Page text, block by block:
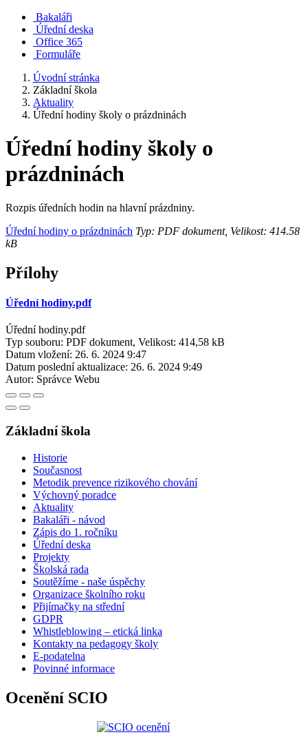
Bakaláři
Úřední deska
Office 365
Formuláře
Úvodní stránka
Základní škola
Aktuality
Úřední hodiny školy o prázdninách
Úřední hodiny školy o
prázdninách
Rozpis úředních hodin na hlavní prázdniny.
Úřední hodiny o prázdninách Typ: PDF dokument, Velikost: 414.58
kB
Přílohy
Úřední hodiny.pdf
Úřední hodiny.pdf
Typ souboru: PDF dokument, Velikost: 414,58 kB
Datum vložení: 26. 6. 2024 9:47
Datum poslední aktualizace: 26. 6. 2024 9:49
Autor: Správce Webu
Základní škola
Historie
Současnost
Metodik prevence rizikového chování
Výchovný poradce
Aktuality
Bakaláři - návod
Zápis do 1. ročníku
Úřední deska
Projekty
Školská rada
Soutěžíme - naše úspěchy
Organizace školního roku
Přijímačky na střední
GDPR
Whistleblowing – etická linka
Kontakty na pedagogy školy
E-podatelna
Povinné informace
Ocenění SCIO